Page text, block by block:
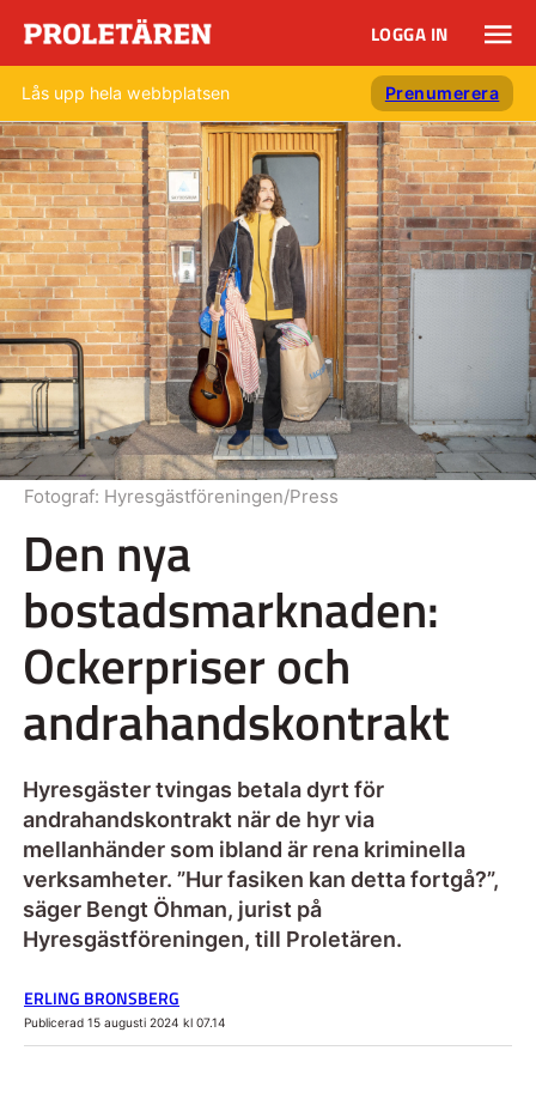
LOGGA IN
Lås upp hela webbplatsen Prenumerera
Den nya
bostadsmarknaden:
Ockerpriser och
andrahandskontrakt
Hyresgäster tvingas betala dyrt för
andrahandskontrakt när de hyr via
mellanhänder som ibland är rena kriminella
verksamheter. ”Hur fasiken kan detta fortgå?”,
säger Bengt Öhman, jurist på
Hyresgästföreningen, till Proletären.
Fotograf: Hyresgästföreningen/Press
ERLING BRONSBERG
Publicerad 15 augusti 2024 kl 07.14